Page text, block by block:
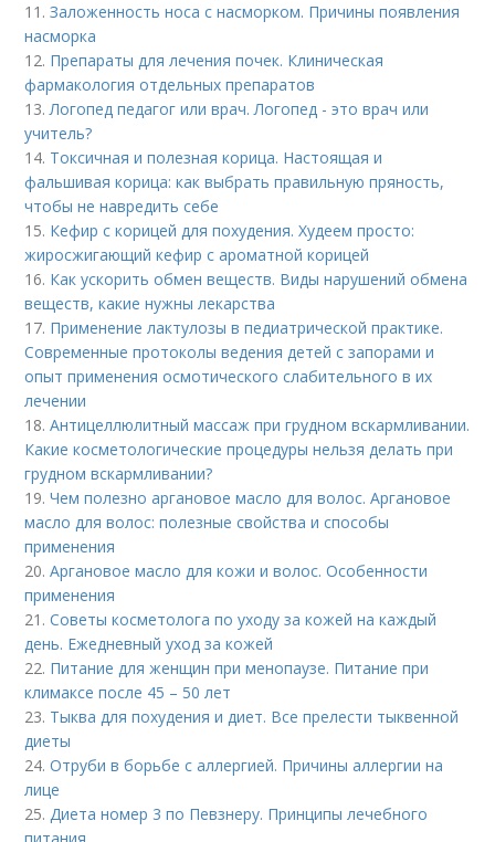
11.Заложенность носа с насморком. Причины появления
насморка
12. Препараты для лечения почек. Клиническая
фармакология отдельных препаратов
13.Логопед педагог или врач. Логопед - это врач или
учитель?
14. Токсичная и полезная корица. Настоящая и
фальшивая корица: как выбрать правильную пряность,
чтобы не навредить себе
15. Кефир с корицей для похудения. Худеем просто:
жиросжигающий кефир с ароматной корицей
16. Как ускорить обмен веществ. Виды нарушений обмена
веществ, какие нужны лекарства
17. Применение лактулозы в педиатрической практике.
Современные протоколы ведения детей с запорами и
опыт применения осмотического слабительного в их
лечении
18.Антицеллюлитный массаж при грудном вскармливании.
Какие косметологические процедуры нельзя делать при
грудном вскармливании?
19.Чем полезно аргановое масло для волос. Аргановое
масло для волос: полезные свойства и способы
применения
20.Аргановое масло для кожи и волос. Особенности
применения
21.Советы косметолога по уходу за кожей на каждый
день. Ежедневный уход за кожей
22. Питание для женщин при менопаузе. Питание при
климаксе после 45 – 50 лет
23. Тыква для похудения и диет. Все прелести тыквенной
диеты
24.Отруби в борьбе с аллергией. Причины аллергии на
лице
25.Диета номер 3 по Певзнеру. Принципы лечебного